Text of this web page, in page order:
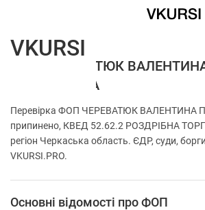
ФОП ЧЕРЕВАТЮК
ПАНТЕЛІЇВНА
Перевірка ФОП ЧЕРЕВАТЮК ВАЛЕНТИНА
припинено, КВЕД 52.62.2 РОЗДРІБНА
регіон Черкаська область. ЄДР, суди, борги
VKURSI.PRO.
Основні відомості про ФОП
VKURSI